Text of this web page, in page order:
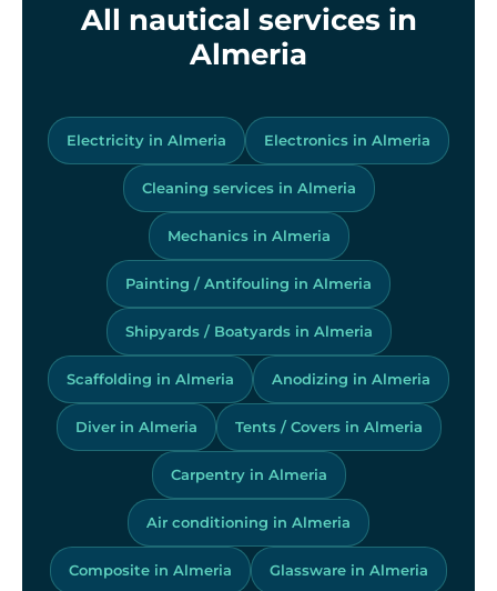
All nautical services in
Almeria
Electricity in Almeria Electronics in Almeria
Cleaning services in Almeria
Mechanics in Almeria
Painting / Antifouling in Almeria
Shipyards / Boatyards in Almeria
Scaffolding in Almeria Anodizing in Almeria
Diver in Almeria Tents / Covers in Almeria
Carpentry in Almeria
Air conditioning in Almeria
Composite in Almeria Glassware in Almeria